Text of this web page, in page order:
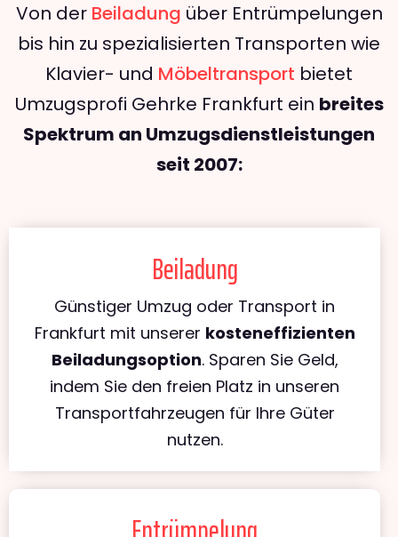
Von der Beiladung über Entrümpelungen
bis hin zu spezialisierten Transporten wie
Klavier- und Möbeltransport bietet
Umzugsprofi Gehrke Frankfurt ein breites
Spektrum an Umzugsdienstleistungen
seit 2007:
Beiladung
Günstiger Umzug oder Transport in
Frankfurt mit unserer kosteneffizienten
Beiladungsoption. Sparen Sie Geld,
indem Sie den freien Platz in unseren
Transportfahrzeugen für Ihre Güter
nutzen.